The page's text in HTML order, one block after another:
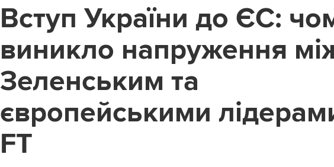
Вступ України до ЄС:
виникло напруження
Зеленським та
європейськими
FT